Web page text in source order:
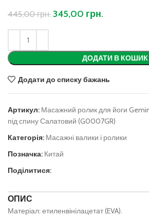
445,00грн. 345,00 грн.
ДОДАТИ В КОШИК
Додати до списку бажань
Артикул: Масажний ролик для йоги
під спину Салатовий (G0007GR)
Категорія: Масажні валики і ролики
Позначка: Китай
Поділитися:
ОПИС
Матеріал: етиленвінілацетат (EVA).